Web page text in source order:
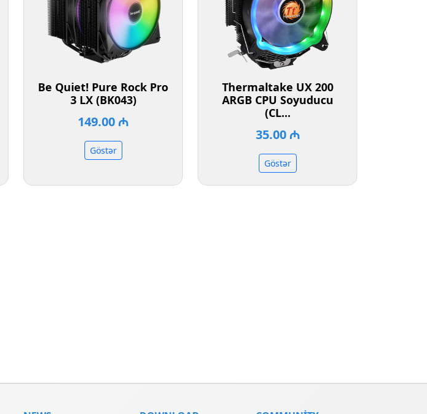
Be Quiet! Pure Rock Pro
3 LX (BK043)
149.00 ₼
Göstər
Thermaltake UX 200
ARGB CPU Soyuducu
(CL...
35.00 ₼
Göstər